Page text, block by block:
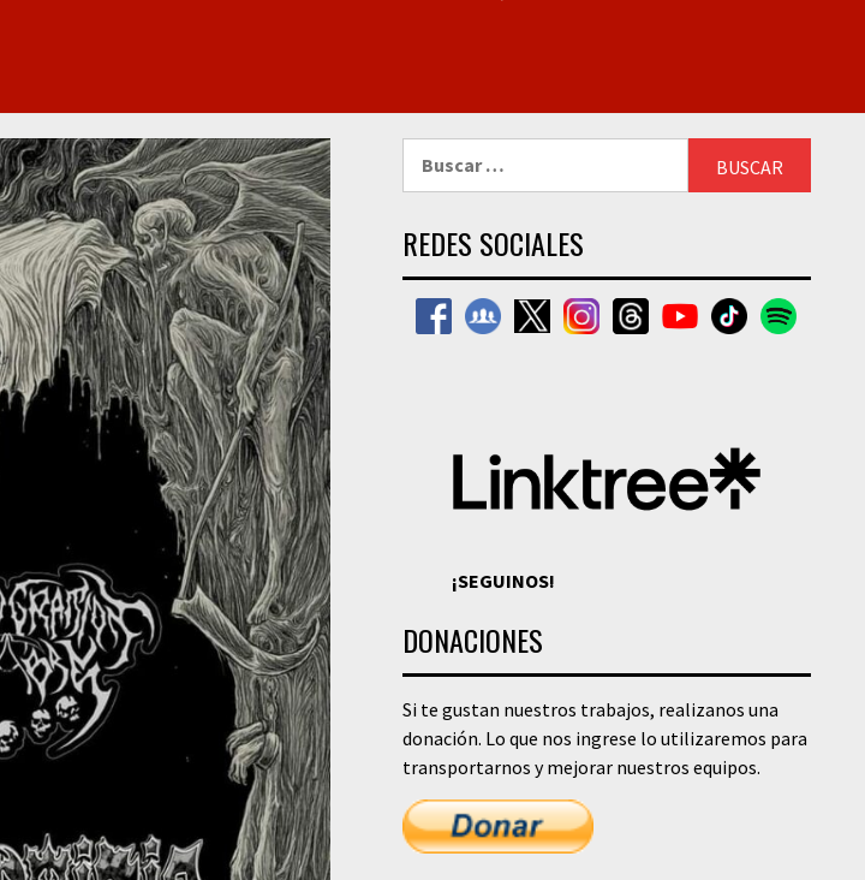
REDES SOCIALES
¡SEGUINOS!
DONACIONES
Si te gustan nuestros trabajos, realizanos una
donación. Lo que nos ingrese lo utilizaremos para
transportarnos y mejorar nuestros equipos.